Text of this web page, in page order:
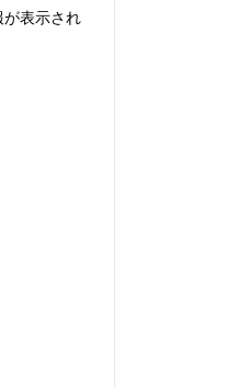
表示され